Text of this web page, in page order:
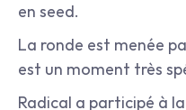
en seed.
La ronde est menée
est un moment très
Radical a participé à